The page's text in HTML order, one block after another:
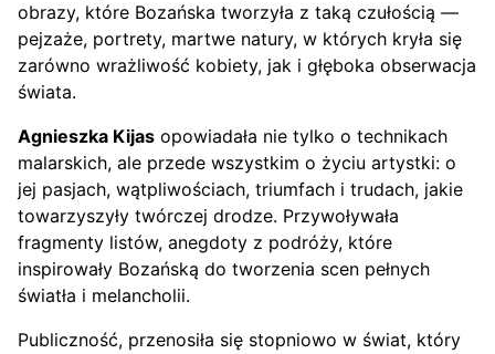
obrazy, które Bozańska tworzyła z taką czułością —
pejzaże, portrety, martwe natury, w których kryła się
zarówno wrażliwość kobiety, jak i głęboka obserwacja
świata.
Agnieszka Kijas opowiadała nie tylko o technikach
malarskich, ale przede wszystkim o życiu artystki: o
jej pasjach, wątpliwościach, triumfach i trudach, jakie
towarzyszyły twórczej drodze. Przywoływała
fragmenty listów, anegdoty z podróży, które
inspirowały Bozańską do tworzenia scen pełnych
światła i melancholii.
Publiczność, przenosiła się stopniowo w świat, który